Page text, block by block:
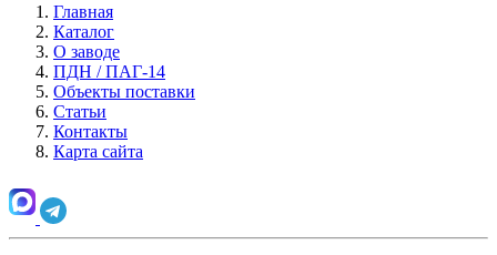
Главная
Каталог
О заводе
ПДН / ПАГ-14
Объекты поставки
Статьи
Контакты
Карта сайта